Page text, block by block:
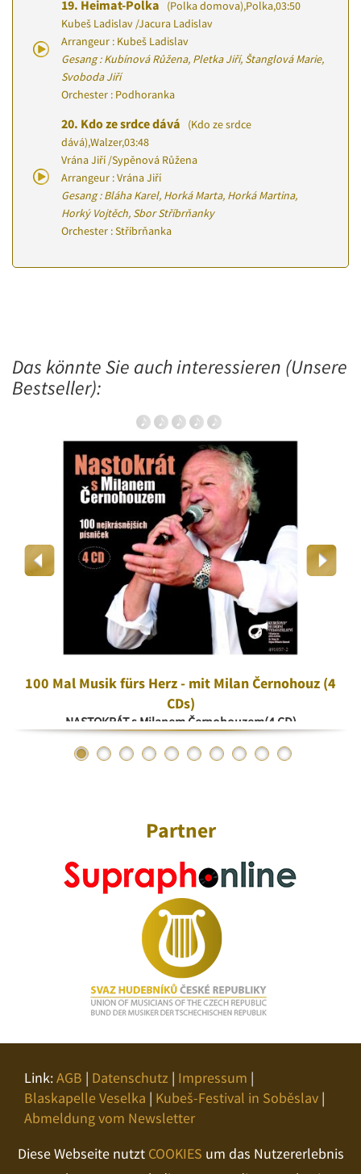
19. Heimat-Polka (Polka domova),Polka,03:50
Kubeš Ladislav /Jacura Ladislav
Arrangeur : Kubeš Ladislav
Gesang : Kubínová Růžena, Pletka Jiří, Štanglová Marie,
Svoboda Jiří
Orchester : Podhoranka
20. Kdo ze srdce dává
(Kdo ze srdce
dává),Walzer,03:48
Vrána Jiří /Sypěnová Růžena
Arrangeur : Vrána Jiří
Gesang : Bláha Karel, Horká Marta, Horká Martina,
Horký Vojtěch, Sbor Stříbrňanky
Orchester : Stříbrňanka
Das könnte Sie auch interessieren (Unsere
Bestseller):
100 Mal Musik fürs Herz - mit Milan Černohouz (4
CDs)
NASTOKRÁT s Milanem Černohouzem(4 CD)
Partner
Link:AGB | Datenschutz | Impressum |
Blaskapelle Veselka | Kubeš-Festival in Soběslav |
Abmeldung vom Newsletter
Diese Webseite nutzt COOKIES um das Nutzererlebnis